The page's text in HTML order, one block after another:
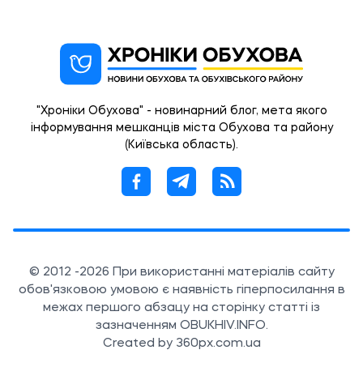
"Хроніки Обухова" - новинарний блог, мета якого
інформування мешканців міста Обухова та району
(Київська область).
© 2012 -2026 При використанні матеріалів сайту
обов'язковою умовою є наявність гіперпосилання в
межах першого абзацу на сторінку статті із
зазначенням OBUKHIV.INFO.
Created by 360px.com.ua